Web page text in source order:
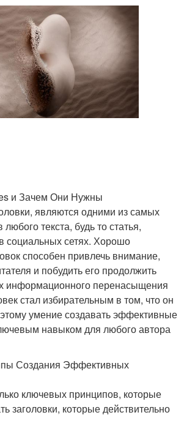
и Зачем Они Нужны
являются одними из самых
текста, будь то статья,
социальных сетях. Хорошо
способен привлечь внимание,
и побудить его продолжить
информационного перенасыщения
стал избирательным в том, что он
умение создавать эффективные
навыком для любого автора
Создания Эффективных
ключевых принципов, которые
заголовки, которые действительно